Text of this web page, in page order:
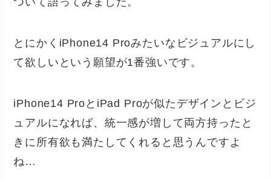
とにかくiPhone14 Proみたいなビジュアルにし
て欲しいという願望が1番強いです。
iPhone14 ProとiPad Proが似たデザインとビジ
ュアルになれば、統一感が増して両方持ったと
きに所有欲も満たしてくれると思うんですよ
ね…